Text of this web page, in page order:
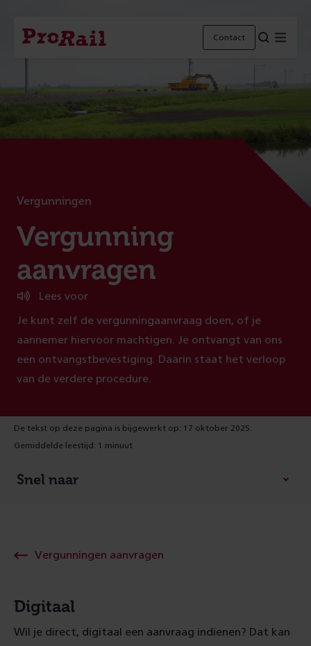
Navigatie
Homepage
ProRail
Contact
Vergunningen
:
Vergunning
aanvragen
Lees voor
Je kunt zelf de vergunningaanvraag doen, of je
aannemer hiervoor machtigen. Je ontvangt van ons
een ontvangstbevestiging. Daarin staat het verloop
van de verdere procedure.
De tekst op deze pagina is bijgewerkt op: 17 oktober 2025.
Gemiddelde leestijd: 1 minuut
Snel naar
Vergunningen aanvragen
Digitaal
Wil je direct, digitaal een aanvraag indienen? Dat kan